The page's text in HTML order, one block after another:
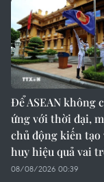
Để ASEAN không
ứng với thời đại,
chủ động kiến tạo
huy hiệu quả vai
08/08/2026 00:39